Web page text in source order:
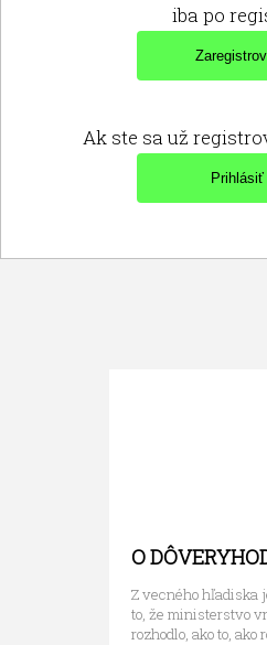
iba po
Ak ste sa už
O
Z vecného hľadiska
to, že ministerstvo
rozhodlo, ako to, ako